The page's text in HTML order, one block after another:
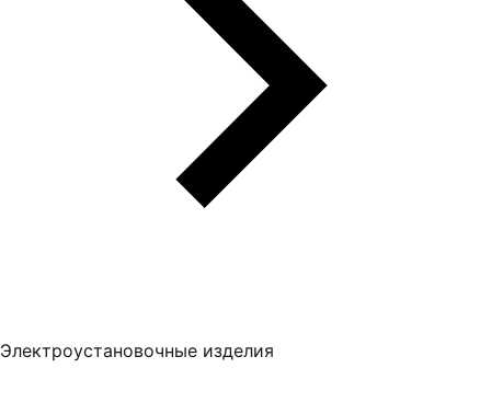
Электроустановочные изделия